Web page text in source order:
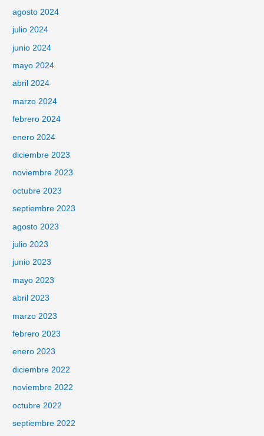
agosto 2024
julio 2024
junio 2024
mayo 2024
abril 2024
marzo 2024
febrero 2024
enero 2024
diciembre 2023
noviembre 2023
octubre 2023
septiembre 2023
agosto 2023
julio 2023
junio 2023
mayo 2023
abril 2023
marzo 2023
febrero 2023
enero 2023
diciembre 2022
noviembre 2022
octubre 2022
septiembre 2022